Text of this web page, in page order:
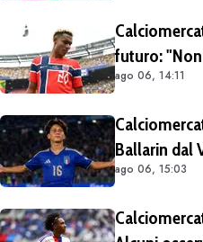
futuro:
Lipsia".
ago 06, 14:11
Ballarin dal
ago 06, 15:03